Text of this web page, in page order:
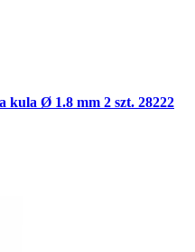
kula Ø 1.8 mm 2 szt. 28222